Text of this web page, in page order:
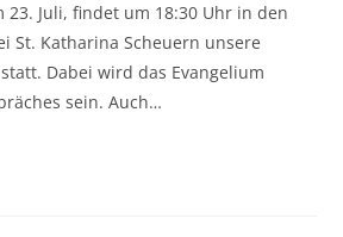
23. Juli, findet um 18:30 Uhr in den
St. Katharina Scheuern unsere
Dabei wird das Evangelium
sein. Auch…